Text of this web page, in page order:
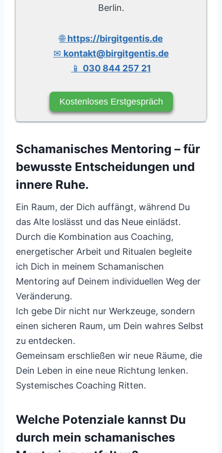
Berlin.
🌐https://birgitgentis.de
✉ kontakt@birgitgentis.de
📱 030 844 257 21
Kostenloses Erstgespräch
Schamanisches Mentoring – für
bewusste Entscheidungen und
innere Ruhe.
Ein Raum, der Dich auffängt, während Du
das Alte loslässt und das Neue einlädst.
Durch die Kombination aus Coaching,
energetischer Arbeit und Ritualen begleite
ich Dich in meinem Schamanischen
Mentoring auf Deinem individuellen Weg der
Veränderung.
Ich gebe Dir nicht nur Werkzeuge, sondern
einen sicheren Raum, um Dein wahres Selbst
zu entdecken.
Gemeinsam erschließen wir neue Räume, die
Dein Leben in eine neue Richtung lenken.
Systemisches Coaching Ritten.
Welche Potenziale kannst Du
durch mein schamanisches